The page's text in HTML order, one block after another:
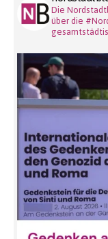
Die
über die